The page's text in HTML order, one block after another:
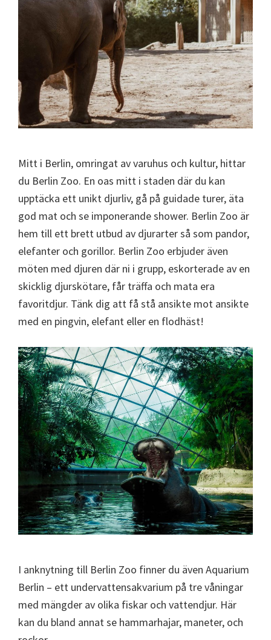
Mitt i Berlin, omringat av varuhus och kultur, hittar
du Berlin Zoo. En oas mitt i staden där du kan
upptäcka ett unikt djurliv, gå på guidade turer, äta
god mat och se imponerande shower. Berlin Zoo är
hem till ett brett utbud av djurarter så som pandor,
elefanter och gorillor. Berlin Zoo erbjuder även
möten med djuren där ni i grupp, eskorterade av en
skicklig djurskötare, får träffa och mata era
favoritdjur. Tänk dig att få stå ansikte mot ansikte
med en pingvin, elefant eller en flodhäst!
I anknytning till Berlin Zoo finner du även Aquarium
Berlin – ett undervattensakvarium på tre våningar
med mängder av olika fiskar och vattendjur. Här
kan du bland annat se hammarhajar, maneter, och